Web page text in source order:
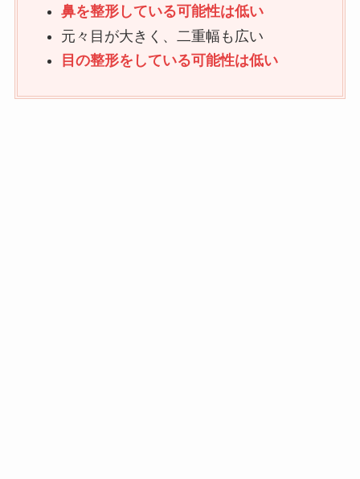
鼻を整形している可能性は低い
元々目が大きく、二重幅も広い
目の整形をしている可能性は低い